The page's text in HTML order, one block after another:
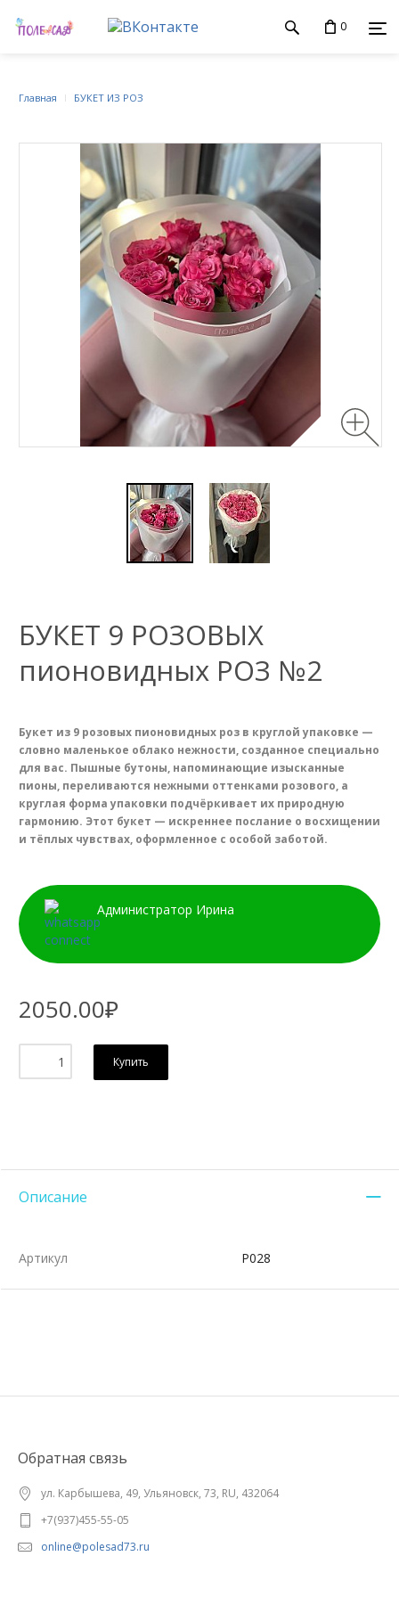
0
Главная БУКЕТ ИЗ РОЗ
БУКЕТ 9 РОЗОВЫХ
пионовидных РОЗ №2
Букет из 9 розовых пионовидных роз в круглой упаковке —
словно маленькое облако нежности, созданное специально
для вас. Пышные бутоны, напоминающие изысканные
пионы, переливаются нежными оттенками розового, а
круглая форма упаковки подчёркивает их природную
гармонию. Этот букет — искреннее послание о восхищении
и тёплых чувствах, оформленное с особой заботой.
Администратор Ирина
2050.00₽
Купить
Описание
Артикул Р028
Обратная связь
ул. Карбышева, 49, Ульяновск, 73, RU, 432064
+7(937)455-55-05
online@polesad73.ru